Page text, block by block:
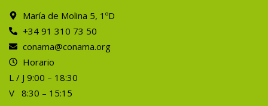
María de Molina 5, 1ºD
+34 91 310 73 50
conama@conama.org
Horario
L / J 9:00 – 18:30
V 8:30 – 15:15